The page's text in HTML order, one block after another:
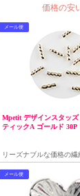
価格の安
メール便
Mpetit デザインスタッズ
ティックA ゴールド 30P
リーズナブルな価格の
長の可愛いスタッズシリ
メール便